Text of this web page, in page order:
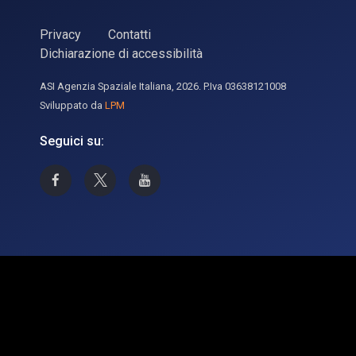
Privacy
Contatti
Dichiarazione di accessibilità
ASI Agenzia Spaziale Italiana, 2026. P.Iva 03638121008
Sviluppato da LPM
Seguici su:
Asi su Facebook
Asi su XCanale Asi su YouTube